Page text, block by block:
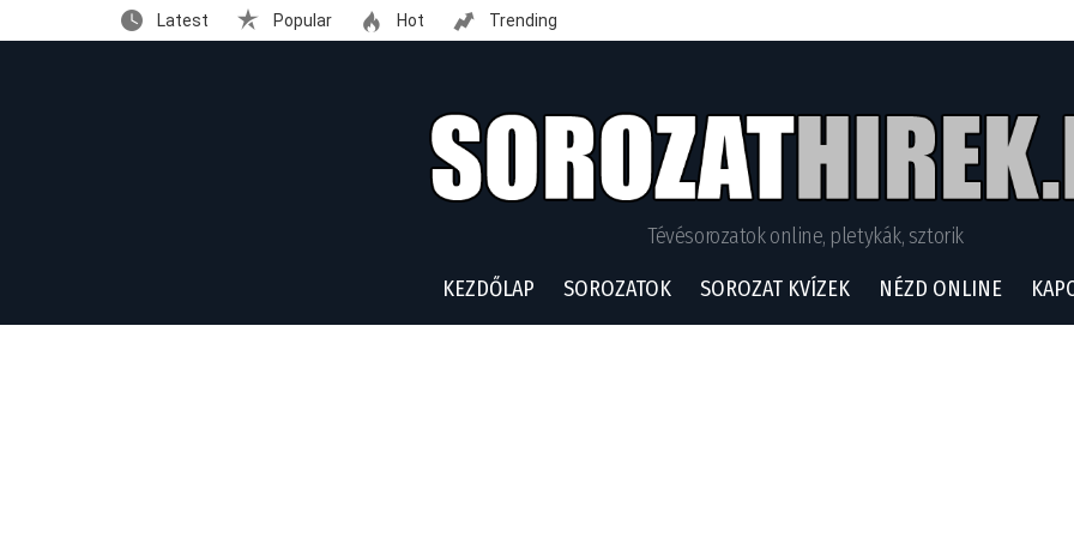
Latest Popular Hot Trending
Tévésorozatok online, pletykák, sztorik
KEZDŐLAP
SOROZATOK SOROZAT KVÍZEK NÉZD ONLINE